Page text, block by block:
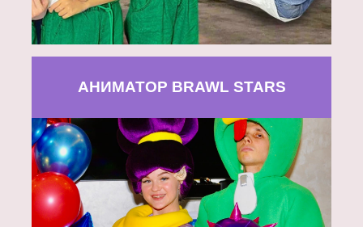
АНИМАТОР BRAWL STARS